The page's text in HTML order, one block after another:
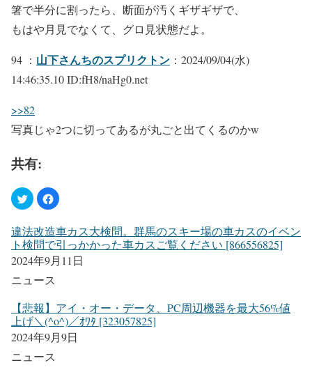
箸で半分に割ったら、断面が汚くギザギザで、
もはや月見でなくて、グロ見状態だよ。
94 ： 山下さんちのスプリクトン ：2024/09/04(水)
14:46:35.10 ID:fH8/naHg0.net
>>82
写真じゃ2つに切ってあるが丸ごと出てくるのかw
共有:
違法改造車カス大検問。群馬のスキー場の車カスのイベン
ト検問で引っかかった車カスご覧ください [866556825]
2024年9月11日
ニュース
【悲報】アイ・オー・データ、PC周辺機器を最大56%値
上げ＼(^o^)／ｵﾜﾀ [323057825]
2024年9月9日
ニュース